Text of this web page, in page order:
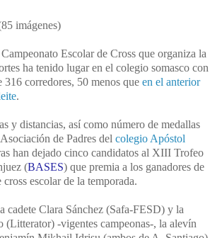
imágenes)
Escolar de Cross que organiza la
ha tenido lugar en el colegio somasco con
316 corredores, 50 menos que en el anterior
.
y distancias, así como número de medallas
de Padres del colegio Apóstol
han dejado cinco candidatos al XIII Trofeo
(BASES) que premia a los ganadores de
cross escolar de la temporada.
cadete Clara Sánchez (Safa-FESD) y la
(Litterator) -vigentes campeonas-, la alevín